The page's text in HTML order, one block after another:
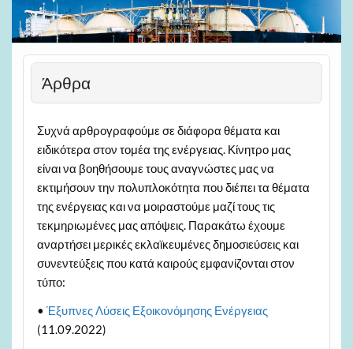
Άρθρα
Συχνά αρθρογραφούμε σε διάφορα θέματα και
ειδικότερα στον τομέα της ενέργειας. Κίνητρο μας
είναι να βοηθήσουμε τους αναγνώστες μας να
εκτιμήσουν την πολυπλοκότητα που διέπει τα θέματα
της ενέργειας και να μοιραστούμε μαζί τους τις
τεκμηριωμένες μας απόψεις. Παρακάτω έχουμε
αναρτήσει μερικές εκλαϊκευμένες δημοσιεύσεις και
συνεντεύξεις που κατά καιρούς εμφανίζονται στον
τύπο:
• Έξυπνες Λύσεις Εξοικονόμησης Ενέργειας
(11.09.2022)